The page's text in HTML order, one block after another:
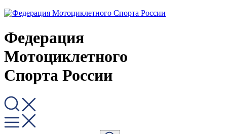
Федерация
Мотоциклетного
Спорта России